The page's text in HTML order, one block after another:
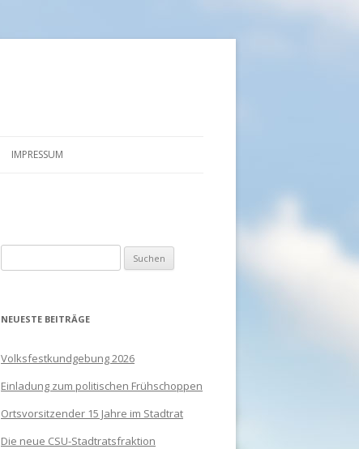
IMPRESSUM
nach:
NEUESTE BEITRÄGE
Volksfestkundgebung 2026
Einladung zum politischen Frühschoppen
Ortsvorsitzender 15 Jahre im Stadtrat
Die neue CSU-Stadtratsfraktion